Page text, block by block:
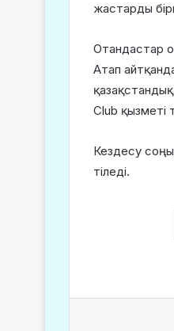
жастарды
Отандастар
Атап
Club қызметі
Кездесу
тіледі.